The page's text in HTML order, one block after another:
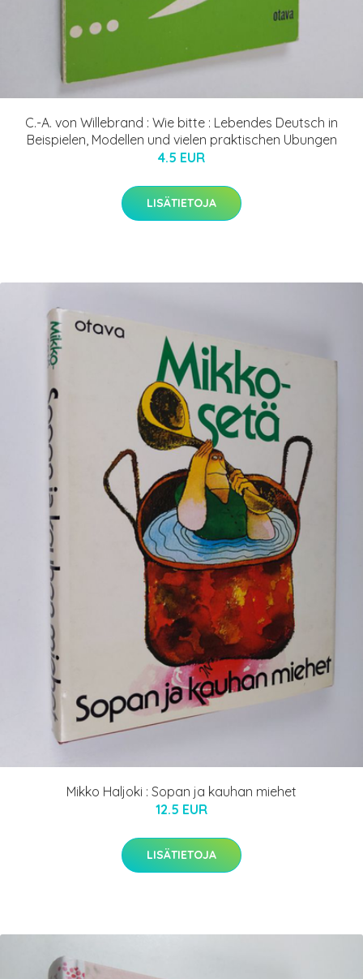
C.-A. von Willebrand : Wie bitte : Lebendes Deutsch in
Beispielen, Modellen und vielen praktischen Ubungen
4.5 EUR
LISÄTIETOJA
Mikko Haljoki : Sopan ja kauhan miehet
12.5 EUR
LISÄTIETOJA